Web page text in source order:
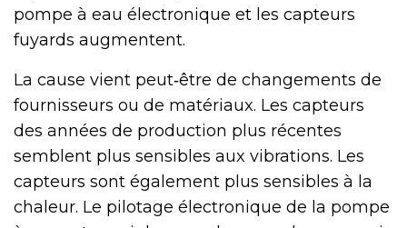
pompe à eau électronique et les capteurs
fuyards augmentent.
La cause vient peut‑être de changements de
fournisseurs ou de matériaux. Les capteurs
des années de production plus récentes
semblent plus sensibles aux vibrations. Les
capteurs sont également plus sensibles à la
chaleur. Le pilotage électronique de la pompe